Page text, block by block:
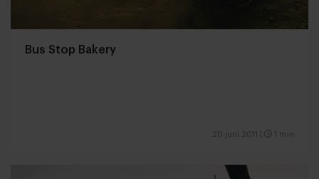
Bus Stop Bakery
20 juni 2011 1 min